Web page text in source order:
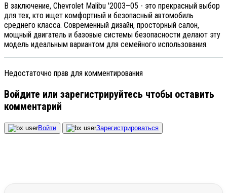
В заключение, Chevrolet Malibu '2003–05 - это прекрасный выбор
для тех, кто ищет комфортный и безопасный автомобиль
среднего класса. Современный дизайн, просторный салон,
мощный двигатель и базовые системы безопасности делают эту
модель идеальным вариантом для семейного использования.
Недостаточно прав для комментирования
Войдите или зарегистрируйтесь чтобы оставить
комментарий
Войти Зарегистрироваться